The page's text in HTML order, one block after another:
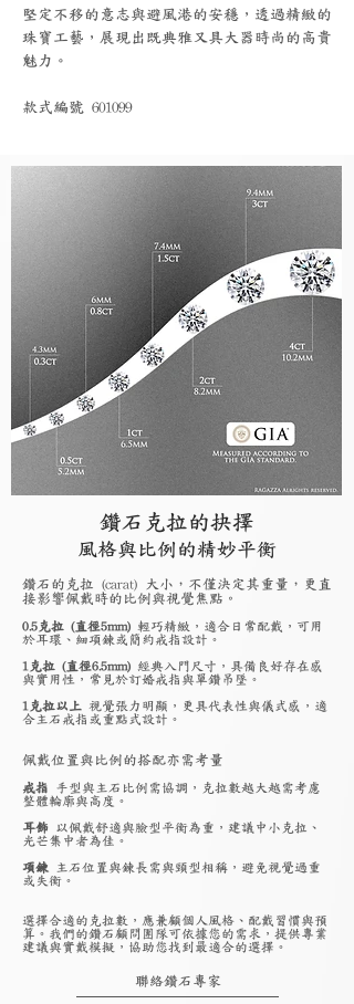
堅定不移的意志與避風港的安穩，透過精緻的
珠寶工藝，展現出既典雅又具大器時尚的高貴
魅力。
款式編號 601099
鑽石克拉的抉擇
風格與比例的精妙平衡
鑽石的克拉 (carat) 大小，不僅決定其重量，更直
接影響佩戴時的比例與視覺焦點。
0.5克拉 (直徑5mm) 輕巧精緻，適合日常配戴，可用
於耳環、細項鍊或簡約戒指設計。
1克拉 (直徑6.5mm) 經典入門尺寸，具備良好存在感
與實用性，常見於訂婚戒指與單鑽吊墜。
1克拉以上 視覺張力明顯，更具代表性與儀式感，適
合主石戒指或重點式設計。
佩戴位置與比例的搭配亦需考量
戒指 手型與主石比例需協調，克拉數越大越需考慮
整體輪廓與高度。
耳飾 以佩戴舒適與臉型平衡為重，建議中小克拉、
光芒集中者為佳。
項鍊 主石位置與鍊長需與頸型相稱，避免視覺過重
或失衡。
選擇合適的克拉數，應兼顧個人風格、配戴習慣與預
算。我們的鑽石顧問團隊可依據您的需求，提供專業
建議與實戴模擬，協助您找到最適合的選擇。
聯絡鑽石專家